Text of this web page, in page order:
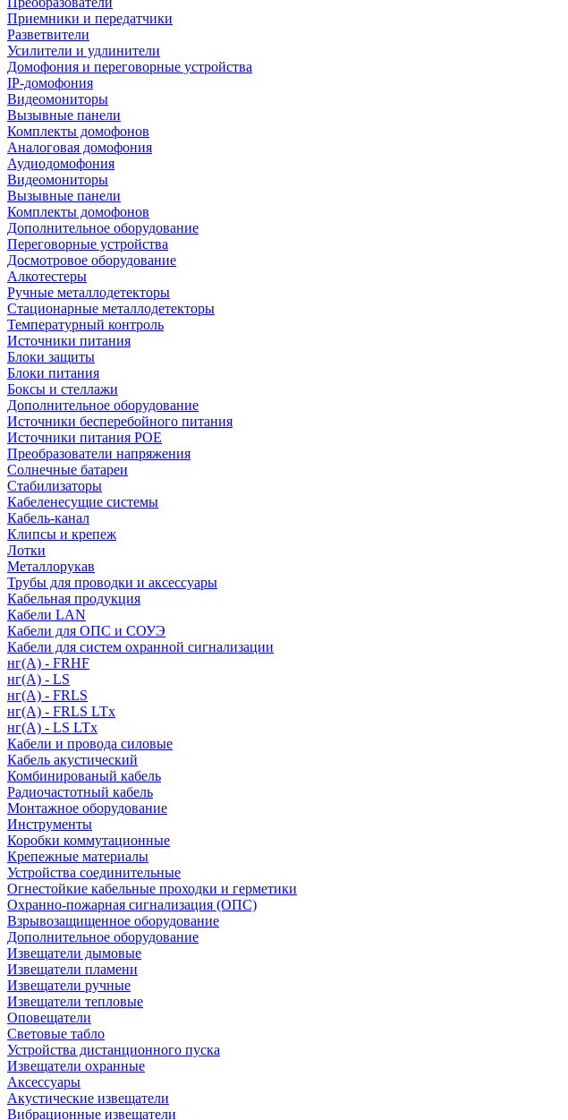
Приемники и передатчики
Разветвители
Усилители и удлинители
Домофония и переговорные устройства
IP-домофония
Видеомониторы
Вызывные панели
Комплекты домофонов
Аналоговая домофония
Аудиодомофония
Видеомониторы
Вызывные панели
Комплекты домофонов
Дополнительное оборудование
Переговорные устройства
Досмотровое оборудование
Алкотестеры
Ручные металлодетекторы
Стационарные металлодетекторы
Температурный контроль
Источники питания
Блоки защиты
Блоки питания
Боксы и стеллажи
Дополнительное оборудование
Источники бесперебойного питания
Источники питания POE
Преобразователи напряжения
Солнечные батареи
Стабилизаторы
Кабеленесущие системы
Кабель-канал
Клипсы и крепеж
Лотки
Металлорукав
Трубы для проводки и аксессуары
Кабельная продукция
Кабели LAN
Кабели для ОПС и СОУЭ
Кабели для систем охранной сигнализации
нг(A) - FRHF
нг(A) - LS
нг(А) - FRLS
нг(А) - FRLS LTx
нг(А) - LS LTx
Кабели и провода силовые
Кабель акустический
Комбинированый кабель
Радиочастотный кабель
Монтажное оборудование
Инструменты
Коробки коммутационные
Крепежные материалы
Устройства соединительные
Огнестойкие кабельные проходки и герметики
Охранно-пожарная сигнализация (ОПС)
Взрывозащищенное оборудование
Дополнительное оборудование
Извещатели дымовые
Извещатели пламени
Извещатели ручные
Извещатели тепловые
Оповещатели
Световые табло
Устройства дистанционного пуска
Извещатели охранные
Аксессуары
Акустические извещатели
Вибрационные извещатели